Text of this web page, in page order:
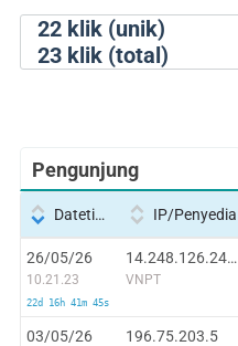
22klik (unik)
23klik (total)
Pengunjung
Datetime IP/Penyedia
26/05/26
10.21.23
22d 16h 41m 45s
14.248.126.247:47635
VNPT
03/05/26 196.75.203.5